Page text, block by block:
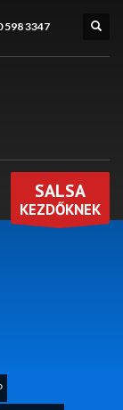
598 3347
SALSA
KEZDŐKNEK